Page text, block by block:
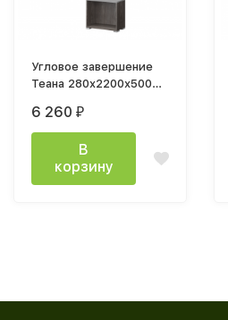
Угловое завершение
Теана 280x2200x500
МДФ мрамор лайт
6 260 ₽
В
корзину